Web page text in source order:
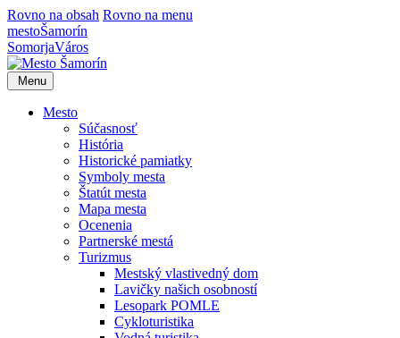
Rovno na obsah Rovno na menu
mestoŠamorín
SomorjaVáros
Menu
Mesto
Súčasnosť
História
Historické pamiatky
Symboly mesta
Štatút mesta
Mapa mesta
Ocenenia
Partnerské mestá
Turizmus
Mestský vlastivedný dom
Lavičky našich osobností
Lesopark POMLE
Cykloturistika